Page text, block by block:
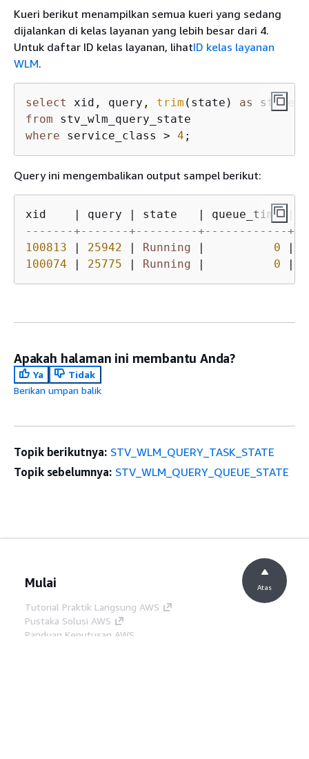
Kueri berikut menampilkan semua kueri yang sedang
dijalankan di kelas layanan yang lebih besar dari 4.
Untuk daftar ID kelas layanan, lihatID kelas layanan
WLM.
select xid, query, trim (state) as
from
where service_class > 4 ;
Query ini mengembalikan output sampel berikut:
xid | query | state | queue_time
-------+-------+---------+------------
100813
| 25942 | Running | 0
|
100074
| 25775 | Running | 0 |
Apakah halaman ini membantu Anda?
Ya
Tidak
Berikan umpan balik
Topik berikutnya: STV_WLM_QUERY_TASK_STATE
Topik sebelumnya: STV_WLM_QUERY_QUEUE_STATE
Mulai
Tutorial Praktik Langsung AWS
Pustaka Solusi AWS
Panduan Keputusan AWS
Atas